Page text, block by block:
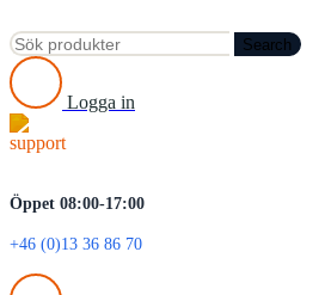
Search
Logga in
Öppet 08:00-17:00
+46 (0)13 36 86 70